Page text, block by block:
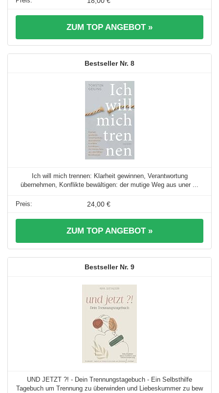
ZUM TOP ANGEBOT »
8
Ich will mich trennen: Klarheit gewinnen, Verantwortung
übernehmen, Konflikte bewältigen: der mutige Weg aus uner ...
24,00 €
ZUM TOP ANGEBOT »
9
UND JETZT ?! - Dein Trennungstagebuch - Ein Selbsthilfe
Tagebuch um Trennung zu überwinden und Liebeskummer zu bew